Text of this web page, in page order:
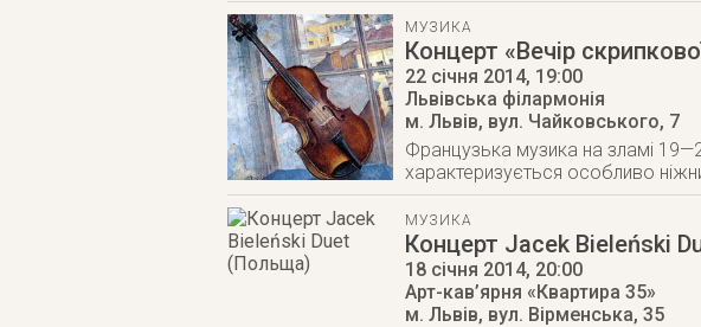
МУЗИКА
Концерт «Вечір
22 січня 2014, 19:00
Львівська філармонія
м. Львів, вул. Чайковського, 7
Французька музика на зламі
характеризується особливо
МУЗИКА
Концерт Jacek Bieleński
18 січня 2014, 20:00
Арт-кав’ярня «Квартира 35»
м. Львів, вул. Вірменська, 35